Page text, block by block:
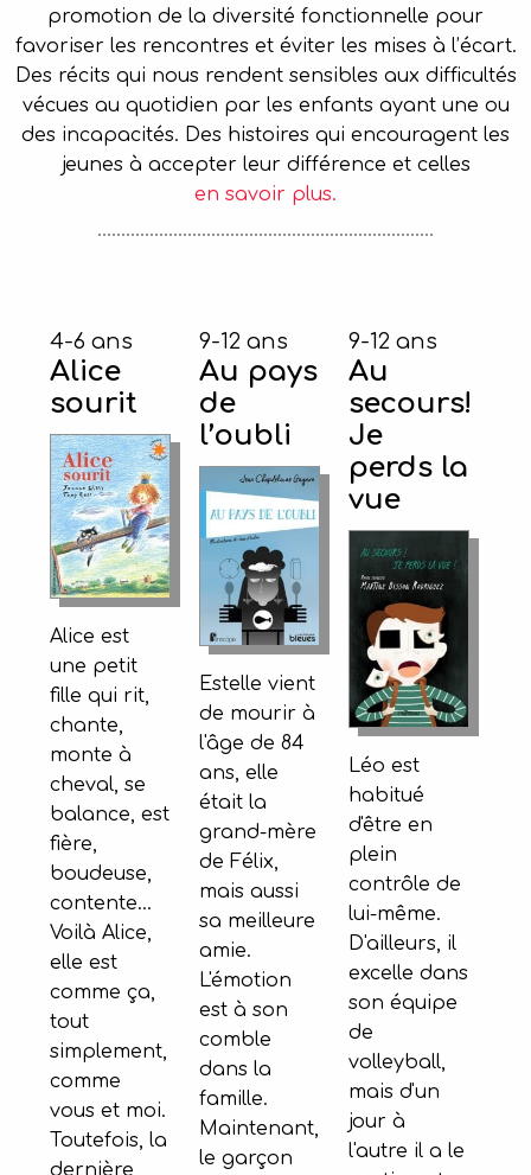
promotion de la diversité fonctionnelle pour
favoriser les rencontres et éviter les mises à l’écart.
Des récits qui nous rendent sensibles aux difficultés
vécues au quotidien par les enfants ayant une ou
des incapacités. Des histoires qui encouragent les
jeunes à accepter leur différence et celles
en savoir plus.
4-6 ans
Alice
sourit
Alice est
une petit
fille qui rit,
chante,
monte à
cheval, se
balance, est
fière,
boudeuse,
contente...
Voilà Alice,
elle est
comme ça,
tout
simplement,
comme
vous et moi.
Toutefois, la
dernière
9-12 ans
Au pays
de
l’oubli
Estelle vient
de mourir à
l'âge de 84
ans, elle
était la
grand-mère
de Félix,
mais aussi
sa meilleure
amie.
L'émotion
est à son
comble
dans la
famille.
Maintenant,
le garçon
9-12 ans
Au
secours!
Je
perds la
vue
Léo est
habitué
d'être en
plein
contrôle de
lui-même.
D'ailleurs, il
excelle dans
son équipe
de
volleyball,
mais d'un
jour à
l'autre il a le